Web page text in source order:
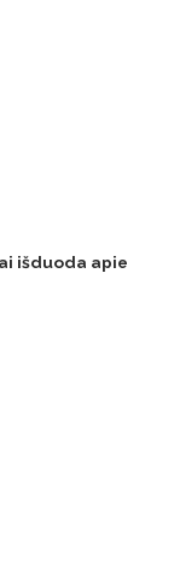
išduoda apie